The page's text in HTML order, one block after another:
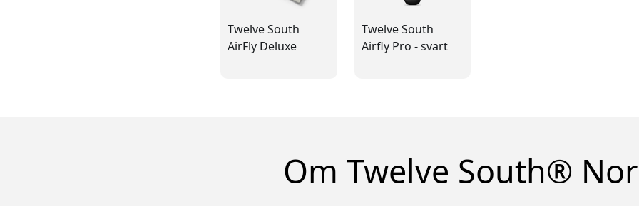
Twelve South
AirFly Deluxe
Twelve South
Airfly Pro - svart
Om Twelve South®